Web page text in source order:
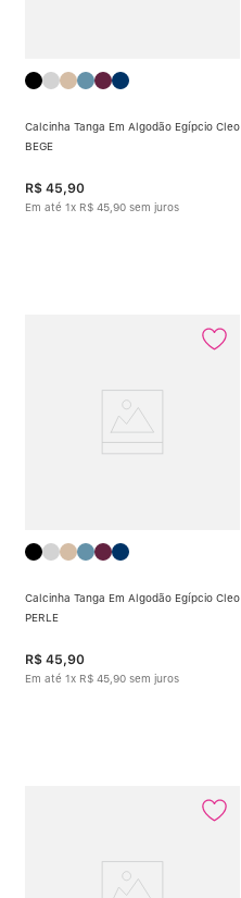
Calcinha Tanga Em Algodão Egípcio Cleo
BEGE
R$ 45,90
Em até 1x R$ 45 90 sem juros
Calcinha Tanga Em Algodão Egípcio Cleo
PERLE
R$ 45,90
Em até 1x R$ 45 90 sem juros